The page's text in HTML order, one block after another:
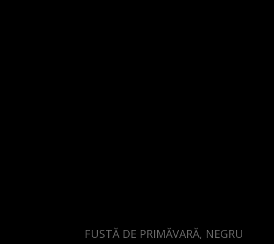
FUSTĂ DE PRIMĂVARĂ, NEGRU